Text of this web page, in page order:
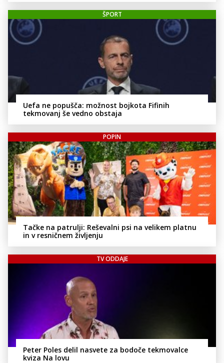
ŠPORT
Uefa ne popušča: možnost bojkota Fifinih
tekmovanj še vedno obstaja
POPIN
Tačke na patrulji: Reševalni psi na velikem platnu
in v resničnem življenju
TV ODDAJE
Peter Poles delil nasvete za bodoče tekmovalce
kviza Na lovu